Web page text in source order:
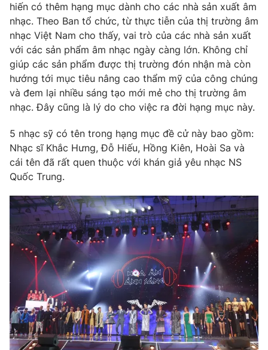
Tư vấn
Chuyên mục khác
Emagazine Podcast
Photo Infographic
VTV Money VTV Thể thao
Thị trường 24h Tấm lòng Việt
VTV4 Vươn mình bằng AI
VTV9 VTV8
Liên hệ tòa soạn English
hiến có thêm hạng mục dành cho các nhà sản xuất âm
nhạc. Theo Ban tổ chức, từ thực tiễn của thị trường âm
nhạc Việt Nam cho thấy, vai trò của các nhà sản xuất
với các sản phẩm âm nhạc ngày càng lớn. Không chỉ
giúp các sản phẩm được thị trường đón nhận mà còn
hướng tới mục tiêu nâng cao thẩm mỹ của công chúng
và đem lại nhiều sáng tạo mới mẻ cho thị trường âm
nhạc. Đây cũng là lý do cho việc ra đời hạng mục này.
5 nhạc sỹ có tên trong hạng mục đề cử này bao gồm:
Nhạc sĩ Khắc Hưng, Đỗ Hiếu, Hồng Kiên, Hoài Sa và
cái tên đã rất quen thuộc với khán giả yêu nhạc NS
Quốc Trung.